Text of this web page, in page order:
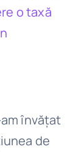
o taxă
învățat
de